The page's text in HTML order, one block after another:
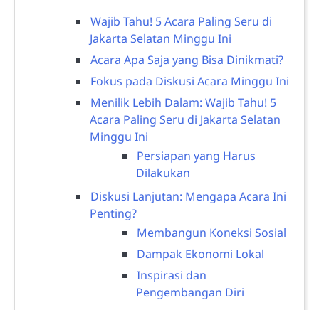
Wajib Tahu! 5 Acara Paling Seru di
Jakarta Selatan Minggu Ini
Acara Apa Saja yang Bisa Dinikmati?
Fokus pada Diskusi Acara Minggu Ini
Menilik Lebih Dalam: Wajib Tahu! 5
Acara Paling Seru di Jakarta Selatan
Minggu Ini
Persiapan yang Harus
Dilakukan
Diskusi Lanjutan: Mengapa Acara Ini
Penting?
Membangun Koneksi Sosial
Dampak Ekonomi Lokal
Inspirasi dan
Pengembangan Diri